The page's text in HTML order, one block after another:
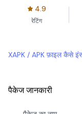
4.9
रेटिंग
XAPK / APK फ़ाइल कैसे
पैकेज जानकारी